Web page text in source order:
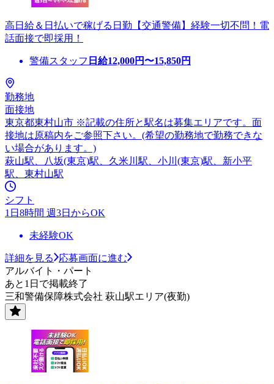
高日給＆日払いで稼げる日勤【交通警備】経験一切不問！電
話面接で即採用！
警備スタッフ 日給12,000円〜15,850円
勤務地
面接地
東京都東村山市 ※記載の住所と駅名は募集エリアです。面
接地は原稿内をご参照下さい。(希望の勤務地で勤務できな
い場合があります。)
萩山駅、八坂(東京)駅、久米川駅、小川(東京)駅、新小平
駅、東村山駅
シフト
1日8時間 週3日からOK
未経験OK
詳細を見る
応募画面に進む
アルバイト・パート
あと1日で掲載終了
三和警備保障株式会社 萩山駅エリア(夜勤)